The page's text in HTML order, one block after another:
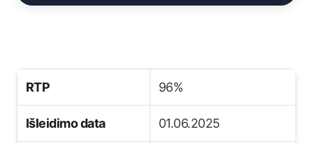
RTP 96%
Išleidimo data 01.06.2025